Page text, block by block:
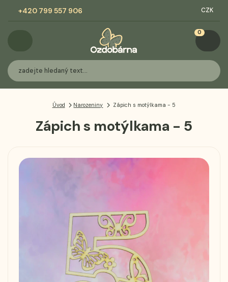
+420 799 557 906 CZK
0
Úvod Narozeniny Zápich s motýlkama - 5
Zápich s motýlkama - 5